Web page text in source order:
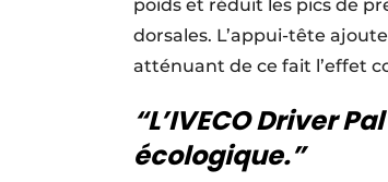
poids et réduit les pics de
dorsales. L’appui-tête
atténuant de ce fait l’effet
“L’IVECO Driver
écologique.”